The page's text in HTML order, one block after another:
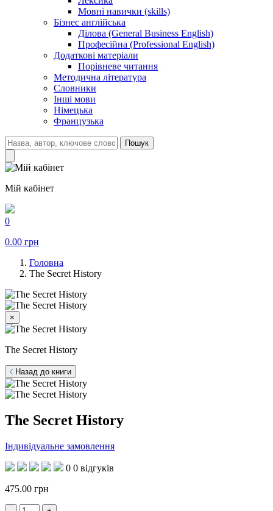
Мовні навички (skills)
Бізнес англійська
Ділова (General Business English)
Професійна (Professional English)
Додаткові матеріали
Порівневе читання
Методична література
Словники
Інші мови
Німецька
Французька
Пошук
Мій кабінет
0
0.00 грн
Головна
The Secret History
×
The Secret History
Назад до книги
The Secret History
Індивідуальне замовлення
0 0 відгуків
475.00 грн